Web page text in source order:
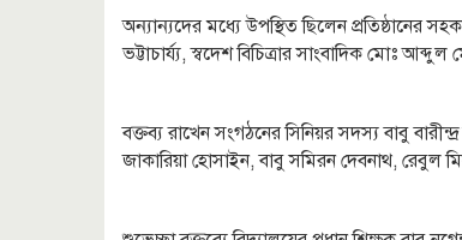
অন্যান্যদের মধ্যে উপস্থিত ছিলেন প্রতিষ্ঠানের
ভট্টাচার্য্য, স্বদেশ বিচিত্রার সাংবাদিক মোঃ আব্দুল
বক্তব্য রাখেন সংগঠনের সিনিয়র সদস্য বাবু
জাকারিয়া হোসাইন, বাবু সমিরন দেবনাথ,